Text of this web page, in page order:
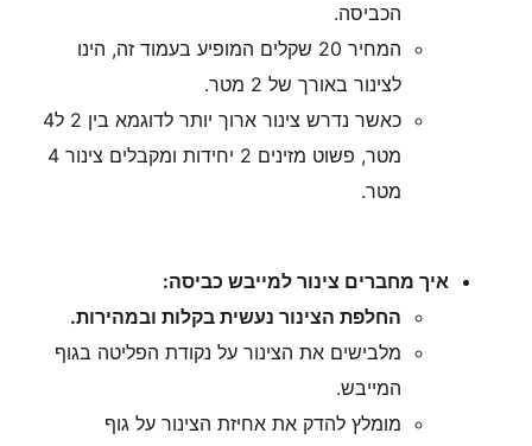
הכביסה.
המחיר 20 שקלים המופיע בעמוד זה, הינו
לצינור באורך של 2 מטר.
כאשר נדרש צינור ארוך יותר לדוגמא בין 2 ל4
מטר, פשוט מזינים 2 יחידות ומקבלים צינור 4
מטר.
איך מחברים צינור למייבש כביסה:
החלפת הצינור נעשית בקלות ובמהירות.
מלבישים את הצינור על נקודת הפליטה בגוף
המייבש.
מומלץ להדק את אחיזת הצינור על גוף